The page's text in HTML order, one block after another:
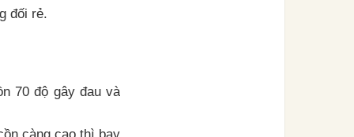
đối rẻ.
70 độ gây đau và